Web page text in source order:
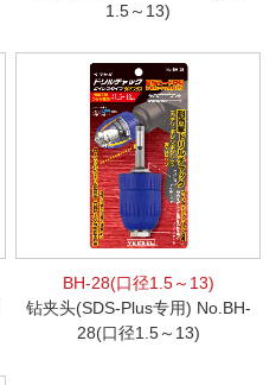
1.5～13)
BH-28(口径1.5～13)
钻夹头(SDS-Plus专用) No.BH-
28(口径1.5～13)